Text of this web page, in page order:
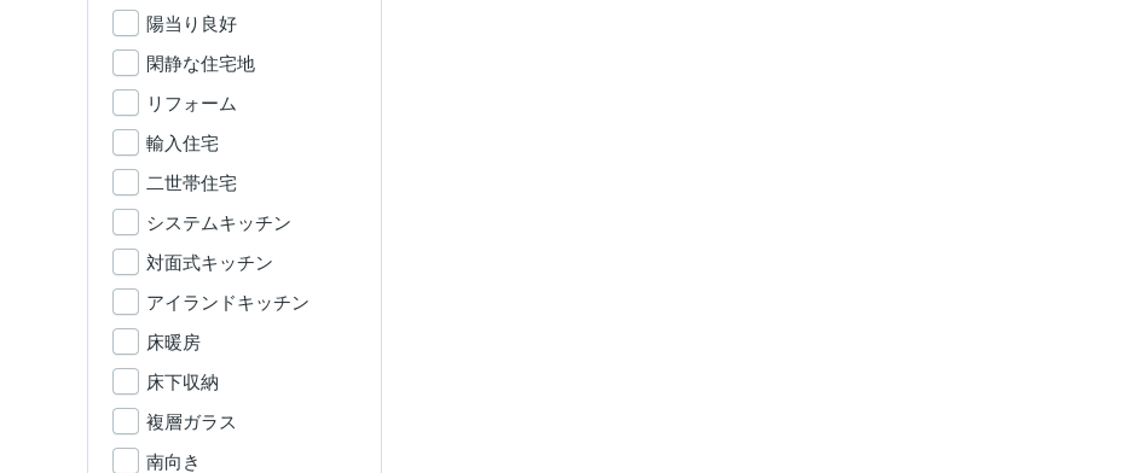
陽当り良好
閑静な住宅地
リフォーム
輸入住宅
二世帯住宅
システムキッチン
対面式キッチン
アイランドキッチン
床暖房
床下収納
複層ガラス
南向き